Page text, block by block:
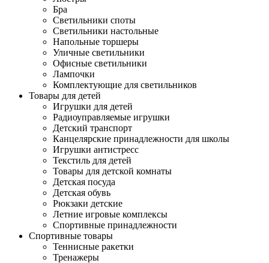
Бра
Светильники споты
Светильники настольные
Напольные торшеры
Уличные светильники
Офисные светильники
Лампочки
Комплектующие для светильников
Товары для детей
Игрушки для детей
Радиоуправляемые игрушки
Детский транспорт
Канцелярские принадлежности для школы
Игрушки антистресс
Текстиль для детей
Товары для детской комнаты
Детская посуда
Детская обувь
Рюкзаки детские
Летние игровые комплексы
Спортивные принадлежности
Спортивные товары
Теннисные ракетки
Тренажеры